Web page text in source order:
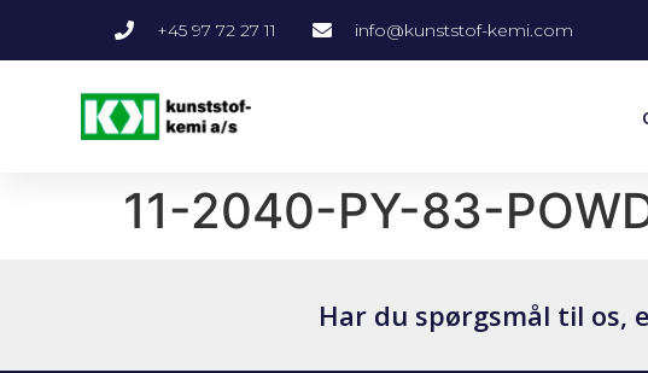
+45 97 72 27 11 info@kunststof-kemi.com
11-2040-PY-83-
Har du spørgsmål til os,